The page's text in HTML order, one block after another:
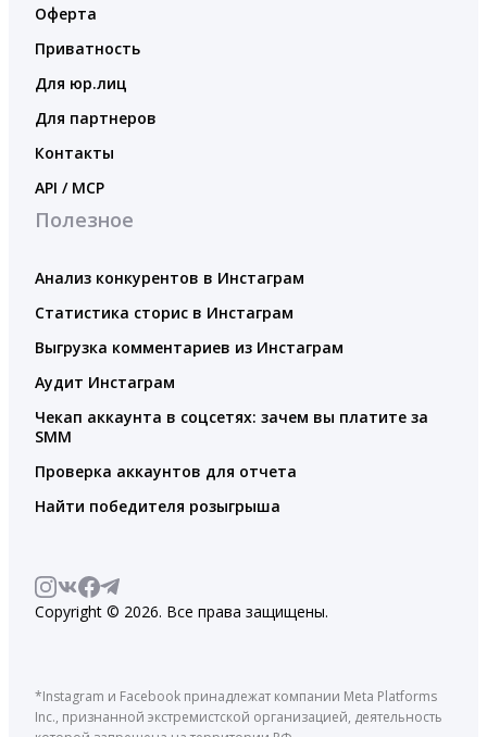
Оферта
Приватность
Для юр.лиц
Для партнеров
Контакты
API / MCP
Полезное
Анализ конкурентов в Инстаграм
Статистика сторис в Инстаграм
Выгрузка комментариев из Инстаграм
Аудит Инстаграм
Чекап аккаунта в соцсетях: зачем вы платите за
SMM
Проверка аккаунтов для отчета
Найти победителя розыгрыша
Copyright © 2026. Все права защищены.
*Instagram и Facebook принадлежат компании Meta Platforms
Inc., признанной экстремистской организацией, деятельность